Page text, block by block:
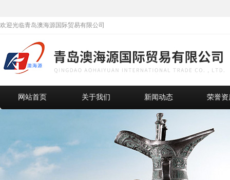
欢迎光临青岛澳海源国际贸易有限公司
网站首页 关于我们 新闻动态 荣誉资